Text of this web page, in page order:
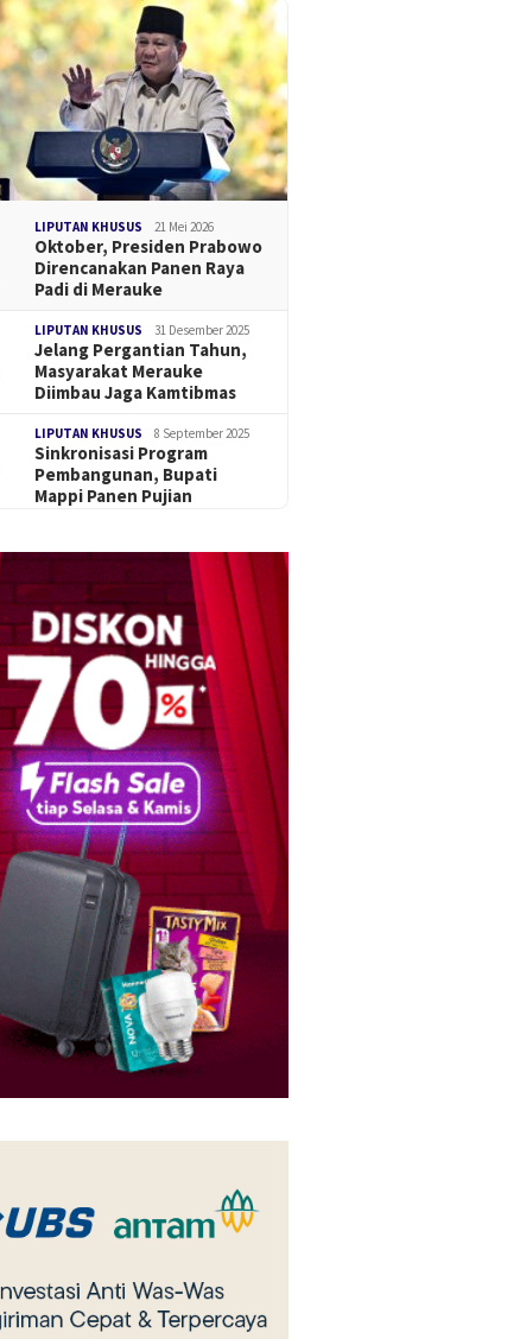
LIPUTAN KHUSUS 21 Mei 2026
Oktober, Presiden Prabowo
Direncanakan Panen Raya
Padi di Merauke
LIPUTAN KHUSUS 31 Desember 2025
Jelang Pergantian Tahun,
Masyarakat Merauke
Diimbau Jaga Kamtibmas
LIPUTAN KHUSUS 8 September 2025
Sinkronisasi Program
Pembangunan, Bupati
Mappi Panen Pujian